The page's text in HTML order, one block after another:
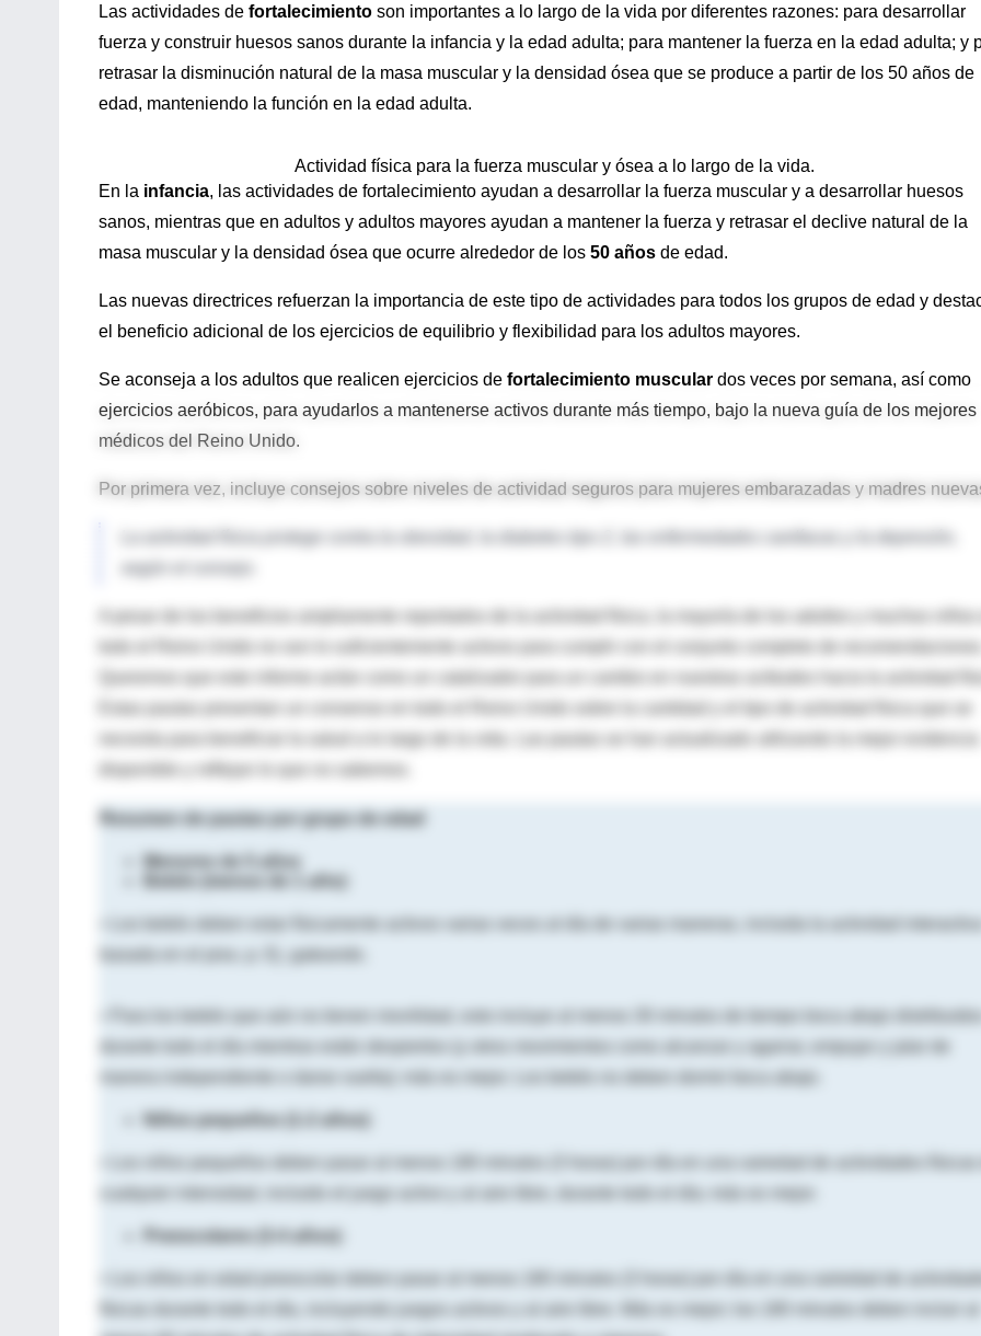
Las actividades de fortalecimiento son importantes a lo largo de la vida por diferentes razones: para desarrollar
fuerza y construir huesos sanos durante la infancia y la edad adulta; para mantener la fuerza en la edad adulta; y
retrasar la disminución natural de la masa muscular y la densidad ósea que se produce a partir de los 50 años de
edad, manteniendo la función en la edad adulta.
Actividad física para la fuerza muscular y ósea a lo largo de la vida.
En la infancia, las actividades de fortalecimiento ayudan a desarrollar la fuerza muscular y a desarrollar huesos
sanos, mientras que en adultos y adultos mayores ayudan a mantener la fuerza y retrasar el declive natural de la
masa muscular y la densidad ósea que ocurre alrededor de los 50 años de edad.
Las nuevas directrices refuerzan la importancia de este tipo de actividades para todos los grupos de edad y
el beneficio adicional de los ejercicios de equilibrio y flexibilidad para los adultos mayores.
Se aconseja a los adultos que realicen ejercicios de fortalecimiento muscular dos veces por semana, así como
ejercicios aeróbicos, para ayudarlos a mantenerse activos durante más tiempo, bajo la nueva guía de los mejores
médicos del Reino Unido.
Por primera vez, incluye consejos sobre niveles de actividad seguros para mujeres embarazadas y madres
La actividad física protege contra la obesidad, la diabetes tipo 2, las enfermedades cardíacas y la depresión,
A pesar de los beneficios ampliamente reportados de la actividad física, la mayoría de los adultos y muchos niños
necesita para beneficiar la salud a lo largo de la vida. Las pautas se han actualizado utilizando la mejor evidencia
Resumen de pautas por grupo de edad
Menores de 5 años
basada en el piso, p. Ej. gateando.
durante todo el día mientras están despiertos (y otros movimientos como alcanzar y agarrar, empujar y jalar de
Niños pequeños (1-2 años):
cualquier intensidad, incluido el juego activo y al aire libre, durante todo el día; más es mejor.
Preescolares (3-4 años):
físicas durante todo el día, incluyendo juegos activos y al aire libre. Más es mejor; los 180 minutos deben incluir al